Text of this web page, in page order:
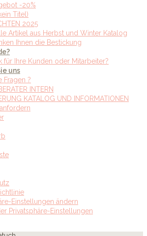
-20%
Titel)
2025
Artikel aus Herbst und Winter Katalog
Ihnen die Bestickung
für Ihre Kunden oder Mitarbeiter?
uns
Fragen ?
INTERN
KATALOG UND INFORMATIONEN
Einstellungen ändern
Privatsphäre-Einstellungen